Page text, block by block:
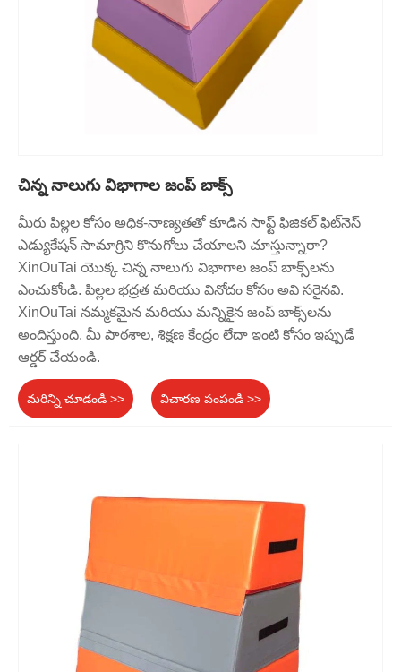
చిన్న నాలుగు విభాగాల జంప్ బాక్స్
మీరు పిల్లల కోసం అధిక-నాణ్యతతో కూడిన సాఫ్ట్ ఫిజికల్ ఫిట్‌నెస్
ఎడ్యుకేషన్ సామాగ్రిని కొనుగోలు చేయాలని చూస్తున్నారా?
XinOuTai యొక్క చిన్న నాలుగు విభాగాల జంప్ బాక్స్‌లను
ఎంచుకోండి. పిల్లల భద్రత మరియు వినోదం కోసం అవి సరైనవి.
XinOuTai నమ్మకమైన మరియు మన్నికైన జంప్ బాక్స్‌లను
అందిస్తుంది. మీ పాఠశాల, శిక్షణ కేంద్రం లేదా ఇంటి కోసం ఇప్పుడే
ఆర్డర్ చేయండి.
మరిన్ని చూడండి >> విచారణ పంపండి >>